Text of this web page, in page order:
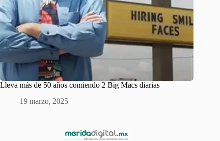
Lleva más de 50 años comiendo 2 Big Macs diarias
19 marzo, 2025